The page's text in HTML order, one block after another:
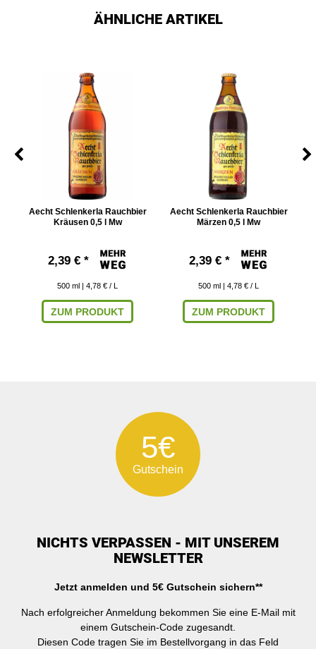
ÄHNLICHE ARTIKEL
Aecht Schlenkerla Rauchbier
Kräusen 0,5 l Mw
2,39 € *
500 ml | 4,78 € / L
ZUM PRODUKT
Aecht Schlenkerla Rauchbier
Märzen 0,5 l Mw
2,39 € *
500 ml | 4,78 € / L
ZUM PRODUKT
5€
Gutschein
NICHTS VERPASSEN - MIT UNSEREM
NEWSLETTER
Jetzt anmelden und 5€ Gutschein sichern**
Nach erfolgreicher Anmeldung bekommen Sie eine E-Mail mit
einem Gutschein-Code zugesandt.
Diesen Code tragen Sie im Bestellvorgang in das Feld